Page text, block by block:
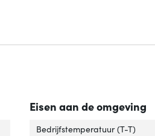
Eisen aan de omgeving
Bedrijfstemperatuur (T-T)